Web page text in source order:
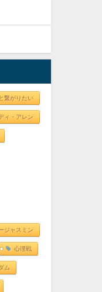
繋がりたい
ィ・アレン
ジャスミン
心理戦
ム